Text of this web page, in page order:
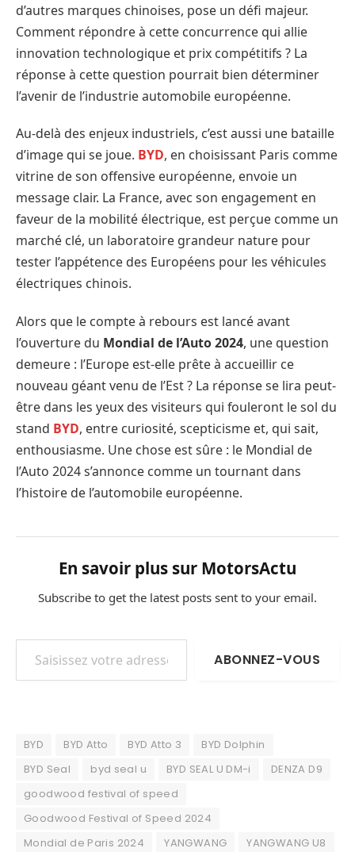
d’autres marques chinoises, pose un défi majeur.
Comment répondre à cette concurrence qui allie
innovation technologique et prix compétitifs ? La
réponse à cette question pourrait bien déterminer
l’avenir de l’industrie automobile européenne.
Au-delà des enjeux industriels, c’est aussi une bataille
d’image qui se joue. BYD, en choisissant Paris comme
vitrine de son offensive européenne, envoie un
message clair. La France, avec son engagement en
faveur de la mobilité électrique, est perçue comme un
marché clé, un laboratoire grandeur nature pour
tester l’appétence des Européens pour les véhicules
électriques chinois.
Alors que le compte à rebours est lancé avant
l’ouverture du Mondial de l’Auto 2024, une question
demeure : l’Europe est-elle prête à accueillir ce
nouveau géant venu de l’Est ? La réponse se lira peut-
être dans les yeux des visiteurs qui fouleront le sol du
stand BYD, entre curiosité, scepticisme et, qui sait,
enthousiasme. Une chose est sûre : le Mondial de
l’Auto 2024 s’annonce comme un tournant dans
l’histoire de l’automobile européenne.
En savoir plus sur MotorsActu
Subscribe to get the latest posts sent to your email.
Saisissez votre adresse e-mail…
ABONNEZ-VOUS
BYD BYD Atto BYD Atto 3
BYD Dolphin
BYD Seal
byd seal u BYD SEAL U DM-i
DENZA D9
goodwood festival of speed
Goodwood Festival of Speed 2024
Mondial de Paris 2024
YANGWANG
YANGWANG U8